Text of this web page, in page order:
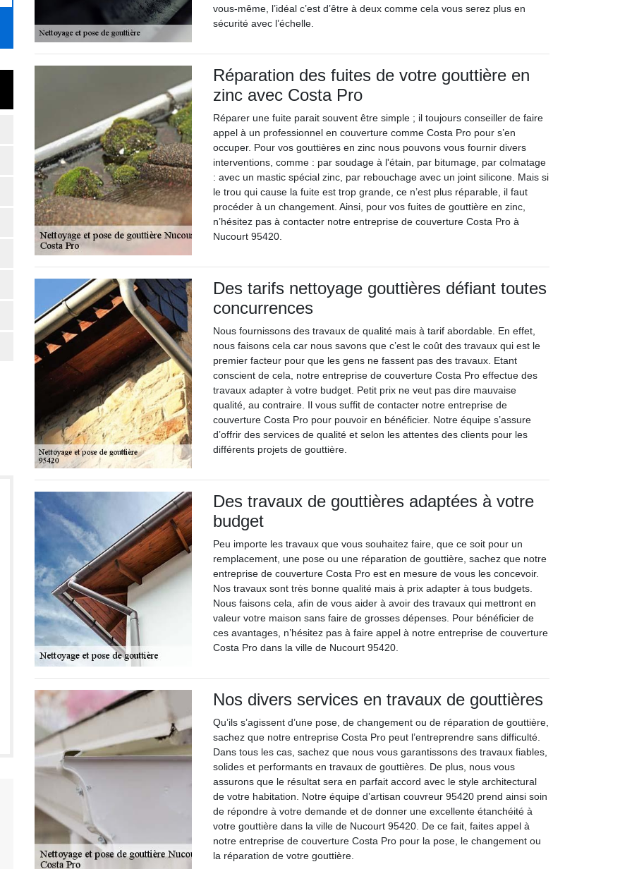
vous-même, l’idéal c’est d’être à deux comme cela vous serez plus en
sécurité avec l’échelle.
Réparation des fuites de votre gouttière en
zinc avec Costa Pro
Réparer une fuite parait souvent être simple ; il toujours conseiller de faire
appel à un professionnel en couverture comme Costa Pro pour s’en
occuper. Pour vos gouttières en zinc nous pouvons vous fournir divers
interventions, comme : par soudage à l'étain, par bitumage, par colmatage
: avec un mastic spécial zinc, par rebouchage avec un joint silicone. Mais si
le trou qui cause la fuite est trop grande, ce n’est plus réparable, il faut
procéder à un changement. Ainsi, pour vos fuites de gouttière en zinc,
n’hésitez pas à contacter notre entreprise de couverture Costa Pro à
Nucourt 95420.
Des tarifs nettoyage gouttières défiant toutes
concurrences
Nous fournissons des travaux de qualité mais à tarif abordable. En effet,
nous faisons cela car nous savons que c’est le coût des travaux qui est le
premier facteur pour que les gens ne fassent pas des travaux. Etant
conscient de cela, notre entreprise de couverture Costa Pro effectue des
travaux adapter à votre budget. Petit prix ne veut pas dire mauvaise
qualité, au contraire. Il vous suffit de contacter notre entreprise de
couverture Costa Pro pour pouvoir en bénéficier. Notre équipe s’assure
d’offrir des services de qualité et selon les attentes des clients pour les
différents projets de gouttière.
Des travaux de gouttières adaptées à votre
budget
Peu importe les travaux que vous souhaitez faire, que ce soit pour un
remplacement, une pose ou une réparation de gouttière, sachez que notre
entreprise de couverture Costa Pro est en mesure de vous les concevoir.
Nos travaux sont très bonne qualité mais à prix adapter à tous budgets.
Nous faisons cela, afin de vous aider à avoir des travaux qui mettront en
valeur votre maison sans faire de grosses dépenses. Pour bénéficier de
ces avantages, n’hésitez pas à faire appel à notre entreprise de couverture
Costa Pro dans la ville de Nucourt 95420.
Nos divers services en travaux de gouttières
Qu’ils s’agissent d’une pose, de changement ou de réparation de gouttière,
sachez que notre entreprise Costa Pro peut l’entreprendre sans difficulté.
Dans tous les cas, sachez que nous vous garantissons des travaux fiables,
solides et performants en travaux de gouttières. De plus, nous vous
assurons que le résultat sera en parfait accord avec le style architectural
de votre habitation. Notre équipe d’artisan couvreur 95420 prend ainsi soin
de répondre à votre demande et de donner une excellente étanchéité à
votre gouttière dans la ville de Nucourt 95420. De ce fait, faites appel à
notre entreprise de couverture Costa Pro pour la pose, le changement ou
la réparation de votre gouttière.